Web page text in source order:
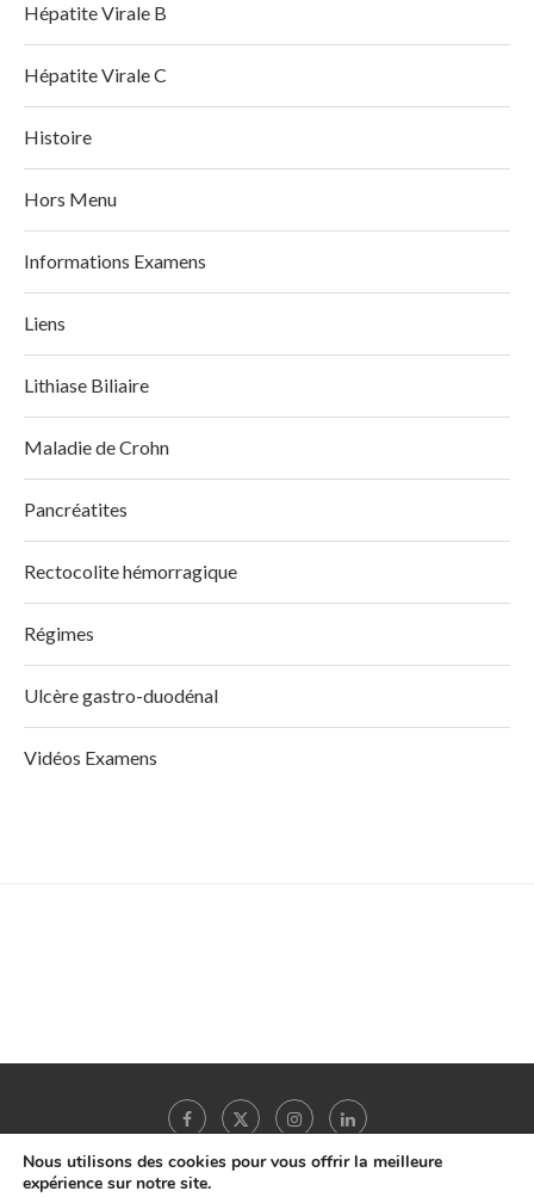
Hépatite Virale B
Hépatite Virale C
Histoire
Hors Menu
Informations Examens
Liens
Lithiase Biliaire
Maladie de Crohn
Pancréatites
Rectocolite hémorragique
Régimes
Ulcère gastro-duodénal
Vidéos Examens
Nous utilisons des cookies pour vous offrir la meilleure
expérience sur notre site.